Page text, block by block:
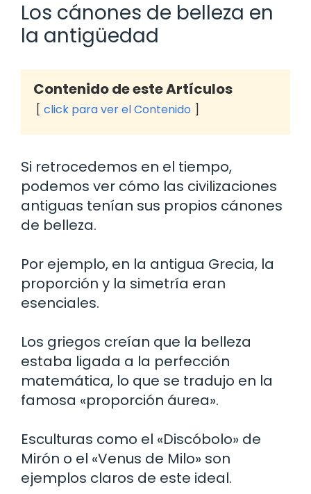
Los cánones de belleza en
la antigüedad
Contenido de este Artículos
click para ver el Contenido
Si retrocedemos en el tiempo,
podemos ver cómo las civilizaciones
antiguas tenían sus propios cánones
de belleza.
Por ejemplo, en la antigua Grecia, la
proporción y la simetría eran
esenciales.
Los griegos creían que la belleza
estaba ligada a la perfección
matemática, lo que se tradujo en la
famosa «proporción áurea».
Esculturas como el «Discóbolo» de
Mirón o el «Venus de Milo» son
ejemplos claros de este ideal.